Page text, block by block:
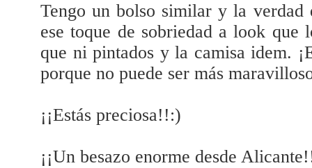
Tengo un bolso similar y la verdad
ese toque de sobriedad a look que
que ni pintados y la camisa idem.
porque no puede ser más
¡¡Estás preciosa!!:)
¡¡Un besazo enorme desde